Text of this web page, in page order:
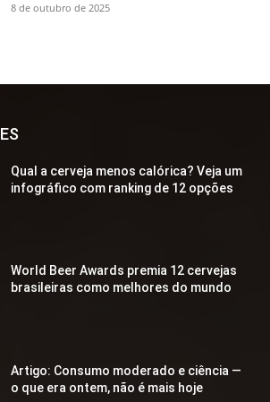
8 de outubro de 2025
Qual a cerveja menos calórica? Veja um
infográfico com ranking de 12 opções
World Beer Awards premia 12 cervejas
brasileiras como melhores do mundo
Artigo: Consumo moderado e ciência —
o que era ontem, não é mais hoje